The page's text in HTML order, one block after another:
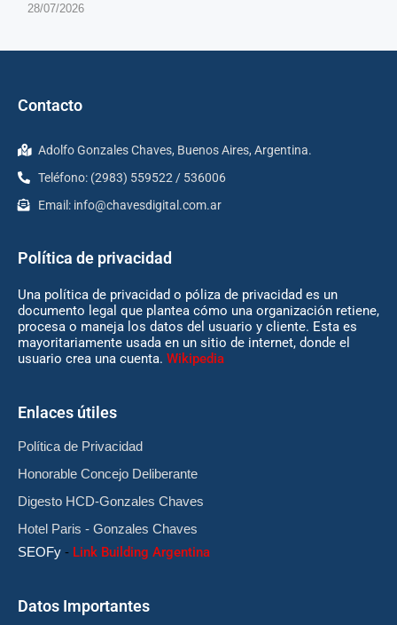
28/07/2026
Contacto
Adolfo Gonzales Chaves, Buenos Aires, Argentina.
Teléfono: (2983) 559522 / 536006
Email: info@chavesdigital.com.ar
Política de privacidad
Una política de privacidad o póliza de privacidad es un
documento legal que plantea cómo una organización retiene,
procesa o maneja los datos del usuario y cliente. Esta es
mayoritariamente usada en un sitio de internet, donde el
usuario crea una cuenta. Wikipedia
Enlaces útiles
Política de Privacidad
Honorable Concejo Deliberante
Digesto HCD-Gonzales Chaves
Hotel Paris - Gonzales Chaves
SEOFy - Link Building Argentina
Datos Importantes